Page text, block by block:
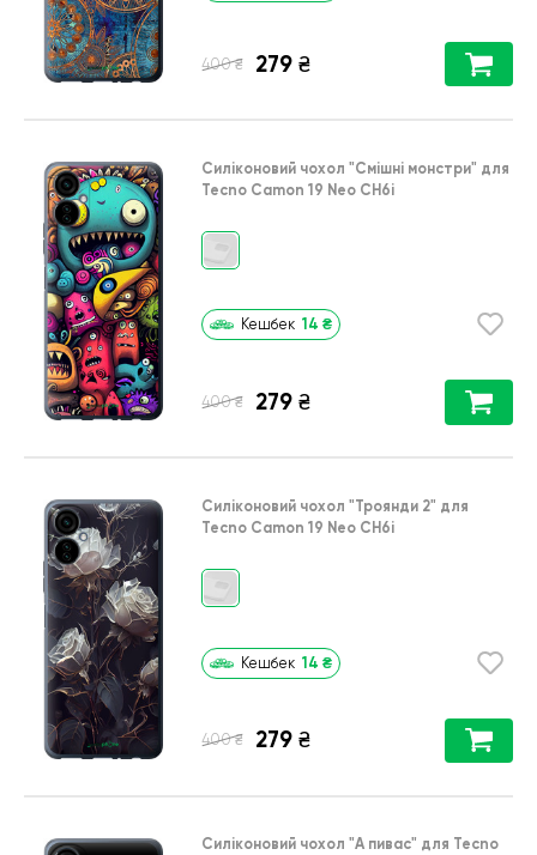
400 ₴ 279 ₴
Силіконовий чохол "Смішні монстри" для
Tecno Camon 19 Neo CH6i
Кешбек 14 ₴
400 ₴ 279 ₴
Силіконовий чохол "Троянди 2" для
Tecno Camon 19 Neo CH6i
Кешбек 14 ₴
400 ₴ 279 ₴
Силіконовий чохол "А пивас" для Tecno